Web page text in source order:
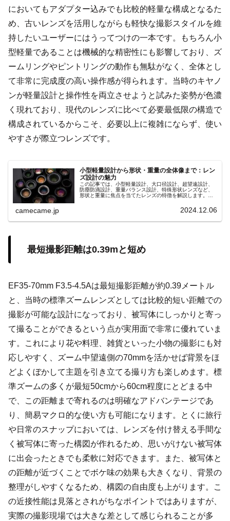
においてもアダプター込みでも比較的軽量な構成となるた
め、古いレンズを活用しながらも軽快な撮影スタイルを維
持したいユーザーにはうってつけの一本です。もちろん小
型軽量であることは機械的な精密性にも影響しており、ズ
ームリングやピントリングの動作も無駄がなく、全体とし
て非常に完成度の高い操作感が得られます。当時のキヤノ
ンが軽量設計と操作性を両立させようと試みた姿勢が色濃
く現れており、現代のレンズに比べて必要最低限の構造で
構成されているからこそ、必要以上に複雑にならず、使い
やすさが際立つレンズです。
小型軽量設計から形状・重量の全体像まで：レン
ズ設計の魅力
この記事では、小型軽量設計、大口径設計、超望遠設計、
防塵防滴設計、重量バランス設計、特殊形状レンズなど、
形状と重量に焦点を当てたレンズの特徴を解説します。撮
camecame.jp 2024.12.06
最短撮影距離は0.39mと短め
EF35-70mm F3.5-4.5Aは最短撮影距離が約0.39メートル
と、当時の標準ズームレンズとしては比較的短い距離での
撮影が可能な設計になっており、被写体にしっかりと寄っ
て撮ることができるという点が実用面で非常に優れていま
す。これにより花や料理、雑貨といった小物の撮影にも対
応しやすく、ズーム中望遠側の70mmを活かせば背景をほ
どよくぼかして主題を引き立てる撮り方も楽しめます。標
準ズームの多くが最短50cmから60cm程度にとどまる中
で、この距離まで寄れるのは明確なアドバンテージであ
り、簡易マクロ的な使い方も可能になります。とくに旅行
や日常のスナップにおいては、レンズを付け替える手間な
く被写体に寄った構図が作れるため、思いがけない被写体
に出会ったときでも柔軟に対応できます。また、被写体と
の距離が近づくことでボケ味の効果も大きくなり、背景の
整理がしやすくなるため、構図の自由度も上がります。こ
の近接性能は見落とされがちなポイントではありますが、
実際の撮影現場では大きな差として感じられることが多